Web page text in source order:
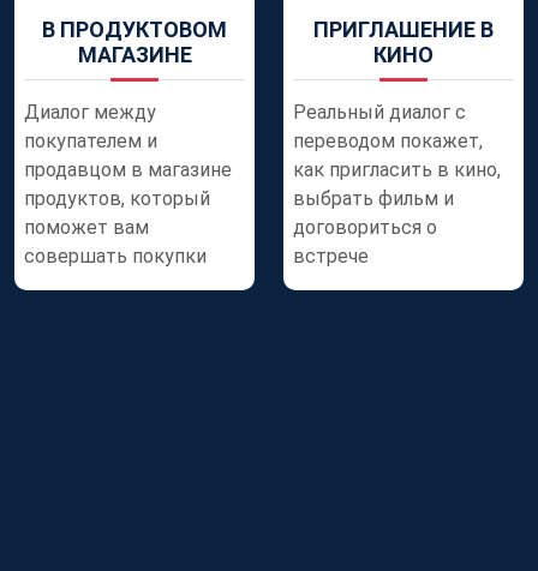
В ПРОДУКТОВОМ
МАГАЗИНЕ
Диалог между
покупателем и
продавцом в магазине
продуктов, который
поможет вам
совершать покупки
ПРИГЛАШЕНИЕ В
КИНО
Реальный диалог с
переводом покажет,
как пригласить в кино,
выбрать фильм и
договориться о
встрече